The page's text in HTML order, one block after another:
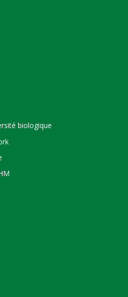
biologique